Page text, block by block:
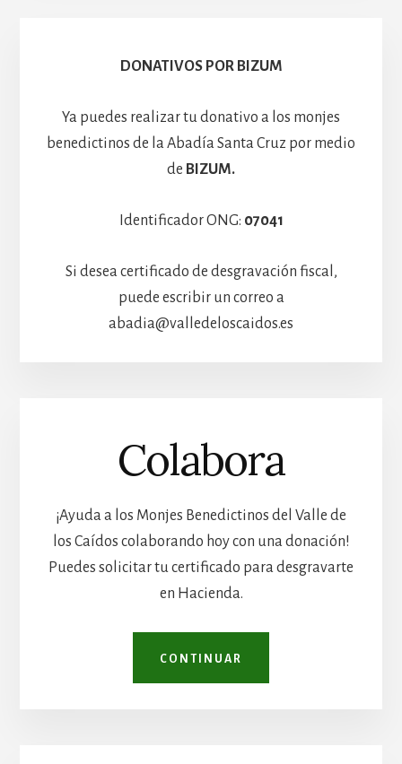
Hospedería
DONATIVOS POR BIZUM
Ya puedes realizar tu donativo a los monjes
benedictinos de la Abadía Santa Cruz por medio
de BIZUM.
Identificador ONG: 07041
Si desea certificado de desgravación fiscal,
puede escribir un correo a
abadia@valledeloscaidos.es
Colabora
¡Ayuda a los Monjes Benedictinos del Valle de
los Caídos colaborando hoy con una donación!
Puedes solicitar tu certificado para desgravarte
en Hacienda.
CONTINUAR